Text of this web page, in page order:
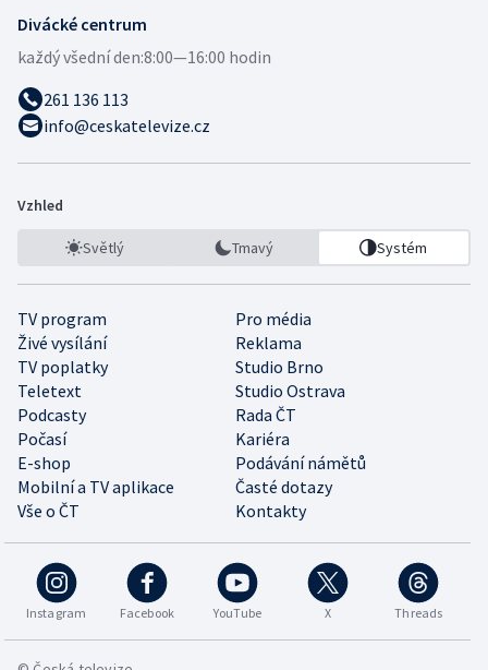
Divácké centrum
každý všední den:8:00—16:00 hodin
261 136 113
info@ceskatelevize.cz
Vzhled
Světlý Tmavý Systém
TV program
Pro média
Živé vysílání
Reklama
TV poplatky
Studio Brno
Teletext
Studio Ostrava
Podcasty
Rada ČT
Počasí
Kariéra
E-shop
Podávání námětů
Mobilní a TV aplikace
Časté dotazy
Vše o ČT
Kontakty
Instagram Facebook YouTube X Threads